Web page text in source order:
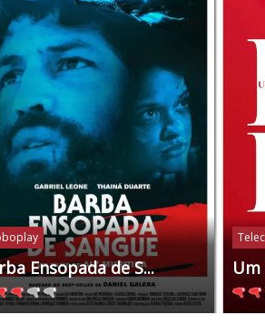
Ensopada de S...